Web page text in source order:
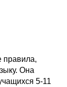
правила,
Она
5-11